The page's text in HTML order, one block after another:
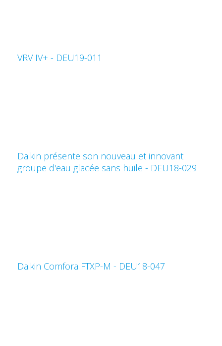
VRV IV+ - DEU19-011
Daikin présente son nouveau et innovant
groupe d'eau glacée sans huile - DEU18-029
Daikin Comfora FTXP-M - DEU18-047